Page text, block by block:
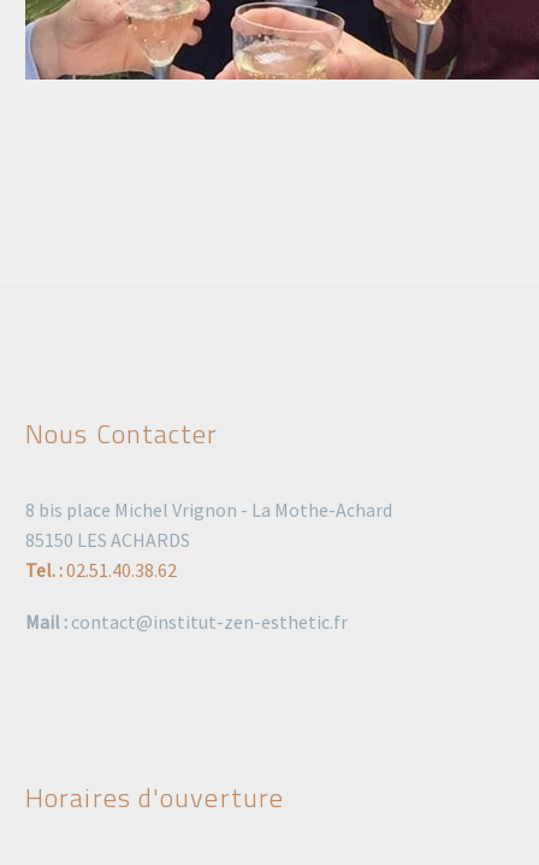
Nous Contacter
8 bis place Michel Vrignon - La Mothe-Achard
85150 LES ACHARDS
Tel. :02.51.40.38.62
Mail : contact@institut-zen-esthetic.fr
Horaires d'ouverture